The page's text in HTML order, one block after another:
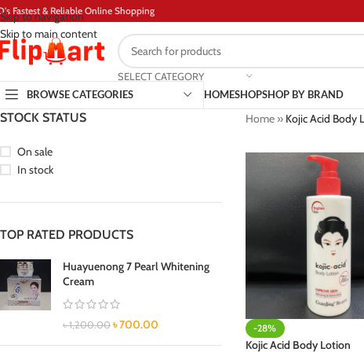
Skip to navigation
Skip to main content
Fastest & Reliable Online Shopping
SELECT CATEGORY
BROWSE CATEGORIES
HOMESHOPSHOP BY BRAND
STOCK STATUS
On sale
In stock
TOP RATED PRODUCTS
Huayuenong 7 Pearl Whitening
Cream
৳1,200.00 ৳700.00
Home» Kojic Acid Body
-28%
Kojic Acid Body Lotion